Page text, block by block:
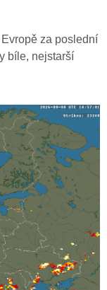
za poslední
bíle, nejstarší